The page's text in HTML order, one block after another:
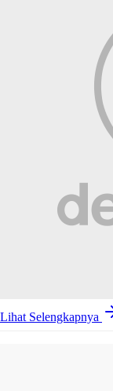
Lihat Selengkapnya